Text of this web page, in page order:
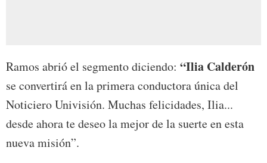
Ramos abrió el segmento diciendo: “Ilia Calderón
se convertirá en la primera conductora única del
Noticiero Univisión. Muchas felicidades, Ilia...
desde ahora te deseo la mejor de la suerte en esta
nueva misión”.